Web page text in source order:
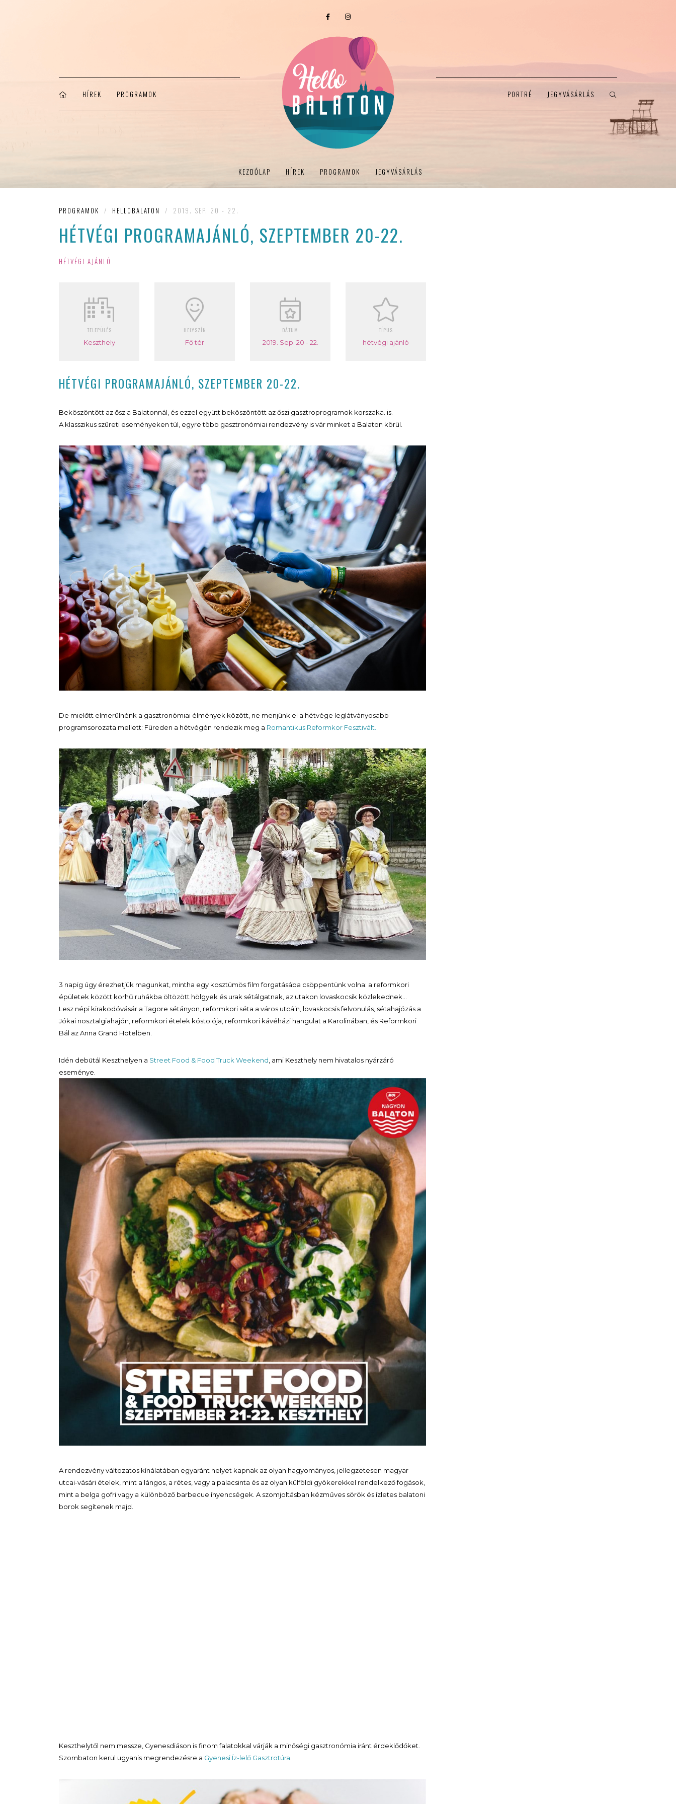
HÍREK PROGRAMOK PORTRÉ JEGYVÁSÁRLÁS
KEZDŐLAP HÍREK PROGRAMOK JEGYVÁSÁRLÁS
PROGRAMOK / HELLOBALATON / 2019. SEP. 20 - 22.
HÉTVÉGI PROGRAMAJÁNLÓ, SZEPTEMBER 20-22.
HÉTVÉGI AJÁNLÓ
TELEPÜLÉS
Keszthely
HELYSZÍN
Fő tér
DÁTUM
2019. Sep. 20 - 22.
TÍPUS
hétvégi ajánló
HÉTVÉGI PROGRAMAJÁNLÓ, SZEPTEMBER 20-22.
Beköszöntött az ősz a Balatonnál, és ezzel együtt beköszöntött az őszi gasztroprogramok korszaka. is.
A klasszikus szüreti eseményeken túl, egyre több gasztronómiai rendezvény is vár minket a Balaton körül.
De mielőtt elmerülnénk a gasztronómiai élmények között, ne menjünk el a hétvége leglátványosabb
programsorozata mellett: Füreden a hétvégén rendezik meg a Romantikus Reformkor Fesztivált.
3 napig úgy érezhetjük magunkat, mintha egy kosztümös film forgatásába csöppentünk volna: a reformkori
épületek között korhű ruhákba öltözött hölgyek és urak sétálgatnak, az utakon lovaskocsik közlekednek…
Lesz népi kirakodóvásár a Tagore sétányon, reformkori séta a város utcáin, lovaskocsis felvonulás, sétahajózás a
Jókai nosztalgiahajón, reformkori ételek kóstolója, reformkori kávéházi hangulat a Karolinában, és Reformkori
Bál az Anna Grand Hotelben.
Idén debütál Keszthelyen a Street Food & Food Truck Weekend , ami Keszthely nem hivatalos nyárzáró
eseménye.
A rendezvény változatos kínálatában egyaránt helyet kapnak az olyan hagyományos, jellegzetesen magyar
utcai-vásári ételek, mint a lángos, a rétes, vagy a palacsinta és az olyan külföldi gyökerekkel rendelkező fogások,
mint a belga gofri vagy a különböző barbecue ínyencségek. A szomjoltásban kézműves sörök és ízletes balatoni
borok segítenek majd.
Keszthelytől nem messze, Gyenesdiáson is finom falatokkal várják a minőségi gasztronómia iránt érdeklődőket.
Szombaton kerül ugyanis megrendezésre a Gyenesi Íz-lelő Gasztrotúra.